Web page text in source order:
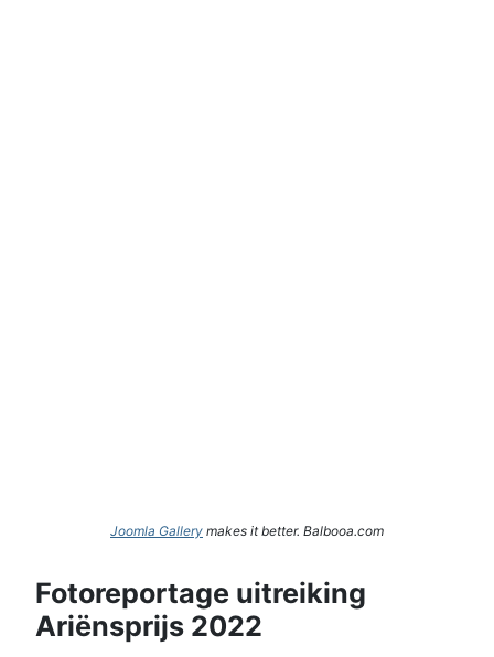
Joomla Gallery makes it better. Balbooa.com
Fotoreportage uitreiking
Ariënsprijs 2022